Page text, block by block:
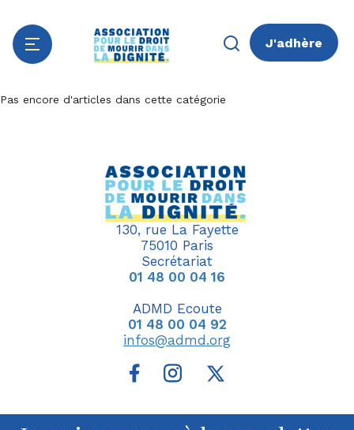
Aller
J'adhère
Pas encore d'articles dans cette catégorie
130, rue La Fayette
75010 Paris
Secrétariat
01 48 00 04 16
ADMD Ecoute
01 48 00 04 92
infos@admd.org
Panneau de gestion des cookies